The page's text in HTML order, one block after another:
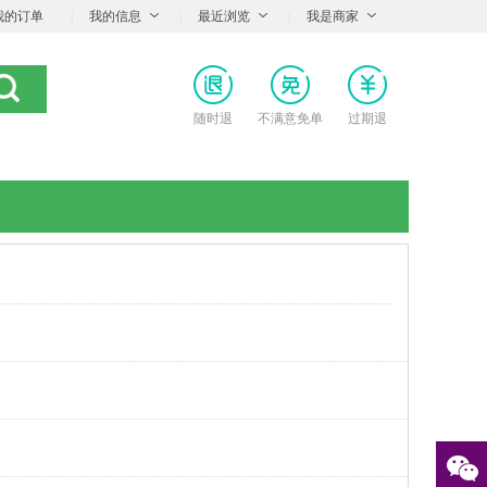
的订单 我的信息 最近浏览 我是商家
随时退 不满意免单 过期退